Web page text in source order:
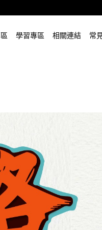
學習專區 相關連結 常